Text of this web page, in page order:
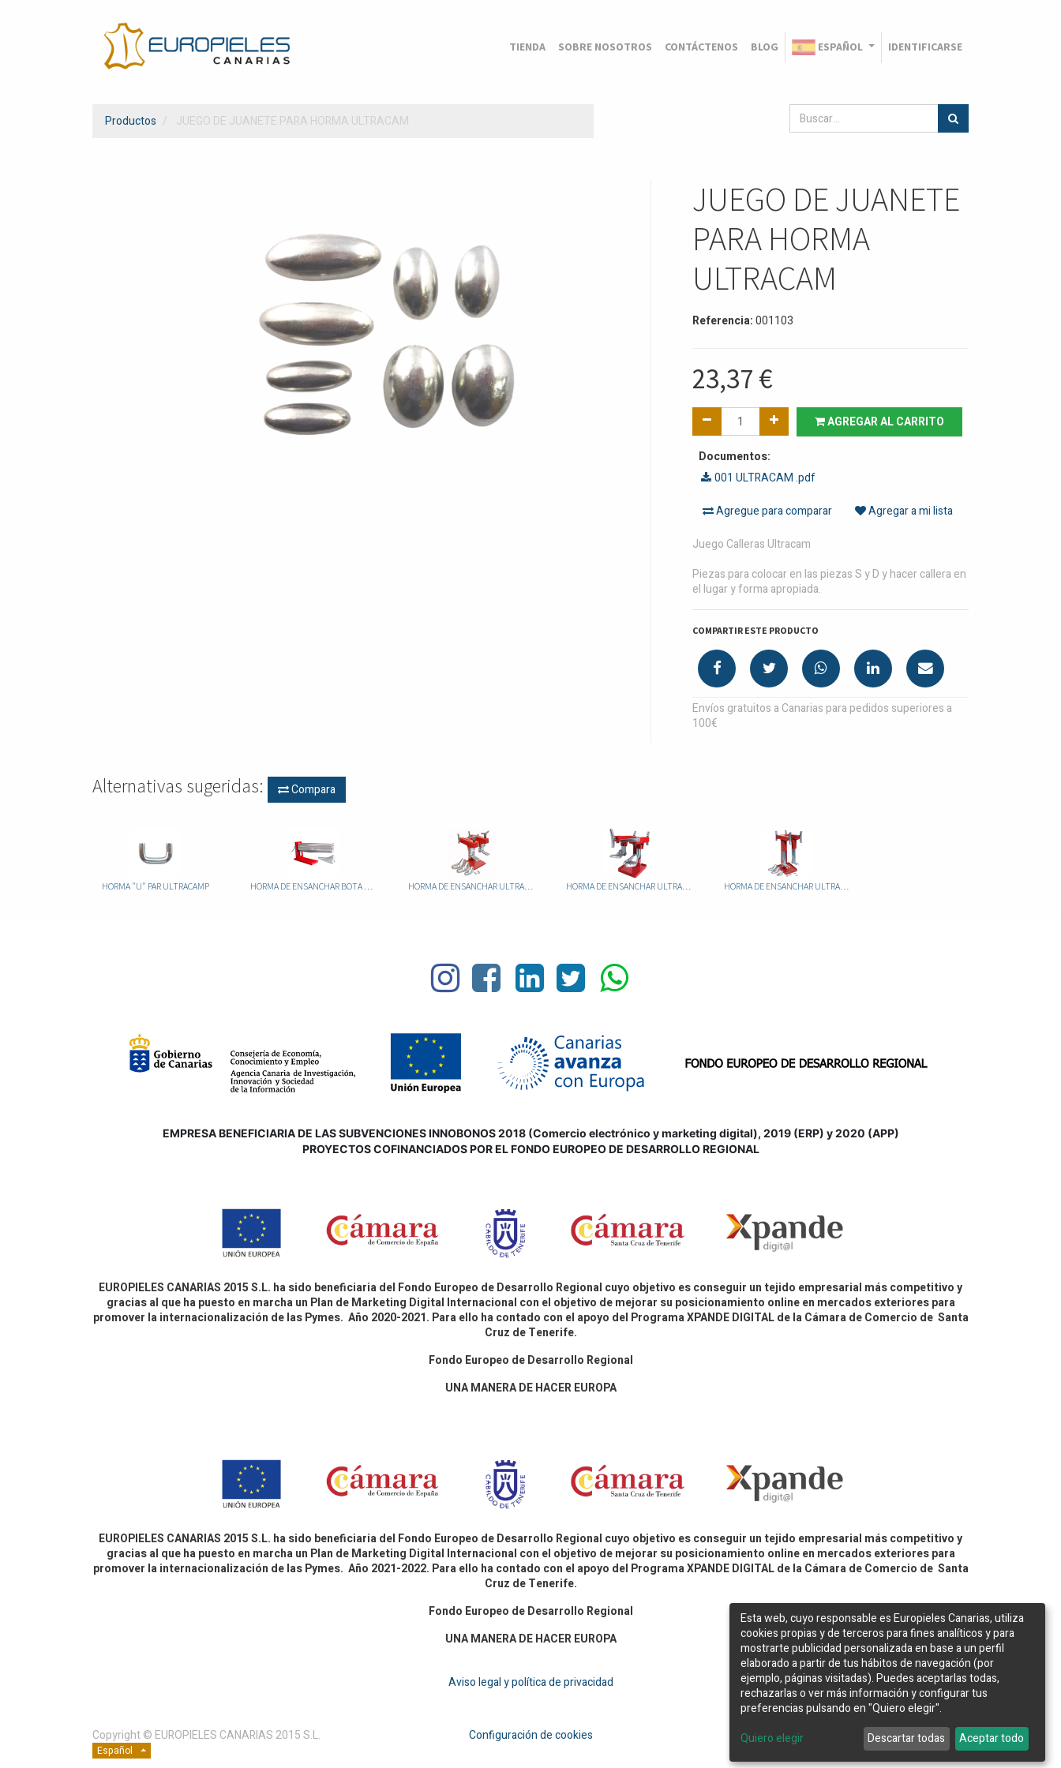
TIENDA SOBRE NOSOTROS CONTÁCTENOS BLOG ESPAÑOL IDENTIFICARSE
Productos JUEGO DE JUANETE PARA HORMA ULTRACAM
JUEGO DE JUANETE
PARA HORMA
ULTRACAM
Referencia:001103
23,37 €
AGREGAR AL CARRITO
Documentos:
001 ULTRACAM .pdf
Agregue para comparar
Agregar a mi lista
Juego Calleras Ultracam
Piezas para colocar en las piezas S y D y hacer callera en
el lugar y forma apropiada.
COMPARTIR ESTE PRODUCTO
Envíos gratuitos a Canarias para pedidos superiores a
100€
Alternativas sugeridas: Compara
HORMA "U" PAR ULTRACAMP
EMPRESA BENEFICIARIA DE LAS SUBVENCIONES INNOBONOS 2018 (Comercio electrónico y marketing digital), 2019 (ERP) y 2020 (APP)
PROYECTOS COFINANCIADOS POR EL FONDO EUROPEO DE DESARROLLO REGIONAL
EUROPIELES CANARIAS 2015 S.L. ha sido beneficiaria del Fondo Europeo de Desarrollo Regional cuyo objetivo es conseguir un tejido empresarial más competitivo y
gracias al que ha puesto en marcha un Plan de Marketing Digital Internacional con el objetivo de mejorar su posicionamiento online en mercados exteriores para
promover la internacionalización de las Pymes. Año 2020-2021. Para ello ha contado con el apoyo del Programa XPANDE DIGITAL de la Cámara de Comercio de Santa
Cruz de Tenerife.
Fondo Europeo de Desarrollo Regional
UNA MANERA DE HACER EUROPA
EUROPIELES CANARIAS 2015 S.L. ha sido beneficiaria del Fondo Europeo de Desarrollo Regional cuyo objetivo es conseguir un tejido empresarial más competitivo y
gracias al que ha puesto en marcha un Plan de Marketing Digital Internacional con el objetivo de mejorar su posicionamiento online en mercados exteriores para
promover la internacionalización de las Pymes. Año 2021-2022. Para ello ha contado con el apoyo del Programa XPANDE DIGITAL de la Cámara de Comercio de Santa
Cruz de Tenerife.
Fondo Europeo de Desarrollo Regional
UNA MANERA DE HACER EUROPA
Aviso legal y política de privacidad
Copyright © EUROPIELES CANARIAS 2015 S.L.
Español
Configuración de cookies Web desarrollada porBakata Solutions
Esta web, cuyo responsable es Europieles Canarias, utiliza
cookies propias y de terceros para fines analíticos y para
mostrarte publicidad personalizada en base a un perfil
elaborado a partir de tus hábitos de navegación (por
ejemplo, páginas visitadas). Puedes aceptarlas todas,
rechazarlas o ver más información y configurar tus
preferencias pulsando en "Quiero elegir".
Quiero elegir
Descartar todas Aceptar todo